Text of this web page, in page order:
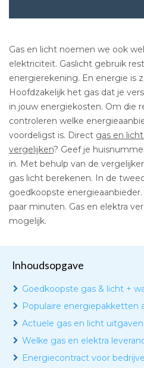
Gas en licht noemen we ook
elektriciteit. Gaslicht gebruik
energierekening. En energie is
Hoofdzakelijk het gas dat je
in jouw energiekosten. Om die
controleren welke
voordeligst is. Direct gas en
vergelijken? Geef je
in. Met behulp van de
gas licht berekenen. In de
goedkoopste
paar minuten. Gas en elektra
mogelijk.
Inhoudsopgave
Goedkoopste gas & licht +
Populaire energiepakketten
Actuele gas en licht uitgaven
Welke gas en elektra
Energiecontract voor